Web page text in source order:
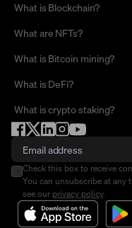
What is Blockchain?
What are NFTs?
What is Bitcoin mining?
What is DeFi?
What is crypto staking?
Check this box to receive
You can unsubscribe at any
see our privacy policy.